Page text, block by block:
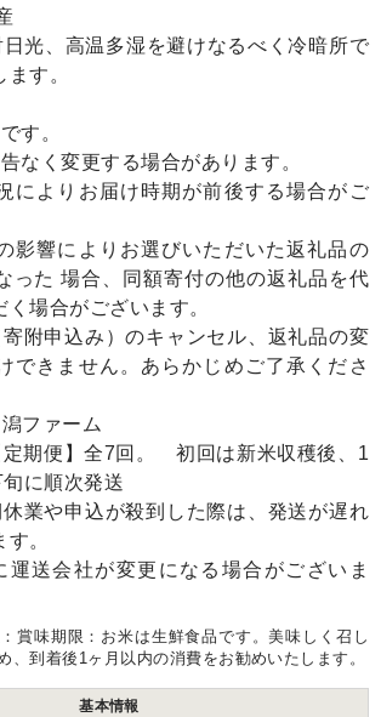
光、高温多湿を避けなるべく冷暗所で
す。
す。
なく変更する場合があります。
によりお届け時期が前後する場合がご
影響によりお選びいただいた返礼品の
った 場合、同額寄付の他の返礼品を代
場合がございます。
附申込み）のキャンセル、返礼品の変
できません。あらかじめご了承くださ
ファーム
定期便】全7回。 初回は新米収穫後、1
に順次発送
業や申込が殺到した際は、発送が遅れ
。
運送会社が変更になる場合がございま
賞味期限：お米は生鮮食品です。美味しく召し
、到着後1ヶ月以内の消費をお勧めいたします。
基本情報